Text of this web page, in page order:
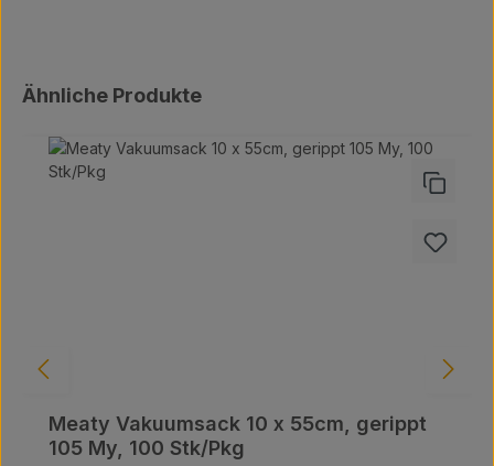
Produktgalerie überspringen
Ähnliche Produkte
Meaty Vakuumsack 10 x 55cm, gerippt
105 My, 100 Stk/Pkg